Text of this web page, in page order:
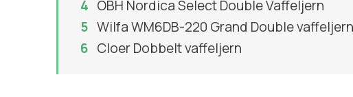
OBH Nordica Select Double Vaffeljern
Wilfa WM6DB-220 Grand Double vaffeljern
Cloer Dobbelt vaffeljern